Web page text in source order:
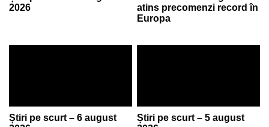
2026
atins precomenzi record în
Europa
Știri pe scurt – 6 august
Știri pe scurt – 5 august